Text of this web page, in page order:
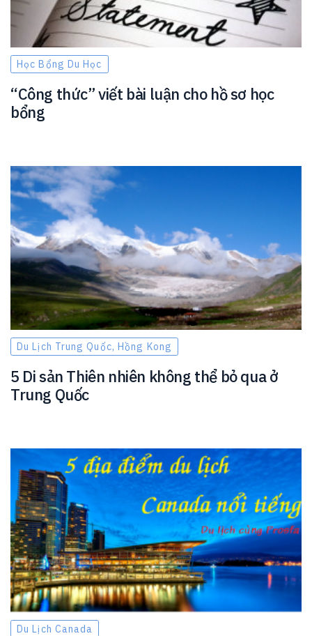
Học Bổng Du Học
“Công thức” viết bài luận cho hồ sơ học
bổng
Du Lịch Trung Quốc, Hồng Kong
5 Di sản Thiên nhiên không thể bỏ qua ở
Trung Quốc
Du Lịch Canada